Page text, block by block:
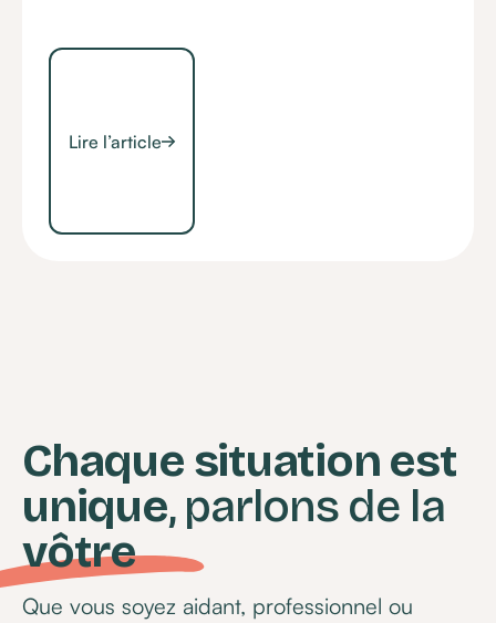
Lire l’article
Chaque situation est
unique, parlons de la
vôtre
Que vous soyez aidant, professionnel ou